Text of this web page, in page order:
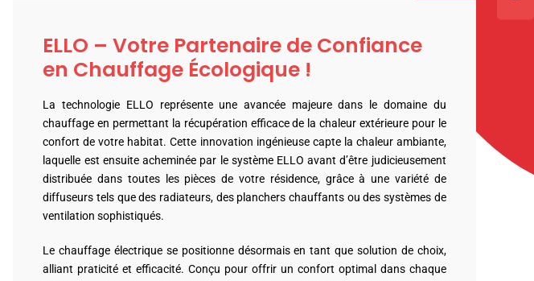
ELLO – Votre Partenaire de Confiance
en Chauffage Écologique !
La technologie ELLO représente une avancée majeure dans le domaine du
chauffage en permettant la récupération efficace de la chaleur extérieure pour le
confort de votre habitat. Cette innovation ingénieuse capte la chaleur ambiante,
laquelle est ensuite acheminée par le système ELLO avant d’être judicieusement
distribuée dans toutes les pièces de votre résidence, grâce à une variété de
diffuseurs tels que des radiateurs, des planchers chauffants ou des systèmes de
ventilation sophistiqués.
Le chauffage électrique se positionne désormais en tant que solution de choix,
alliant praticité et efficacité. Conçu pour offrir un confort optimal dans chaque